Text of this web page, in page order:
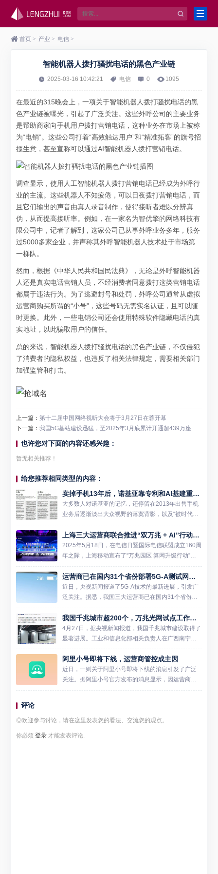
首页 > 产业 > 电信 >
智能机器人拨打骚扰电话的黑色产业链
2025-03-16 10:42:21 电信 0 1095
在最近的315晚会上，一项关于智能机器人拨打骚扰电话的黑
色产业链被曝光，引起了广泛关注。这些外呼公司的主要业务
是帮助商家向手机用户拨打营销电话，这种业务在市场上被称
为“电销”。这些公司打着“高效触达用户”和“精准拓客”的旗号招
揽生意，甚至宣称可以通过AI智能机器人拨打营销电话。
调查显示，使用人工智能机器人拨打营销电话已经成为外呼行
业的主流。这些机器人不知疲倦，可以日夜拨打营销电话，而
且它们输出的声音由真人录音制作，使得接听者难以分辨真
伪，从而提高接听率。例如，在一家名为智优擎的网络科技有
限公司中，记者了解到，这家公司已从事外呼业务多年，服务
过5000多家企业，并声称其外呼智能机器人技术处于市场第
一梯队。
然而，根据《中华人民共和国民法典》，无论是外呼智能机器
人还是真实电话营销人员，不经消费者同意拨打这类营销电话
都属于违法行为。为了逃避封号和处罚，外呼公司通常从虚拟
运营商购买所谓的“小号”，这些号码无需实名认证，且可以随
时更换。此外，一些电销公司还会使用特殊软件隐藏电话的真
实地址，以此骗取用户的信任。
总的来说，智能机器人拨打骚扰电话的黑色产业链，不仅侵犯
了消费者的隐私权益，也违反了相关法律规定，需要相关部门
加强监管和打击。
上一篇：第十二届中国网络视听大会将于3月27日在蓉开幕
下一篇：我国5G基站建设迅猛，至2025年3月底累计开通超439万座
也许您对下面的内容还感兴趣：
暂无相关推荐！
给您推荐相同类型的内容：
卖掉手机13年后，诺基亚靠专利和AI基建重回全球科技中心
大多数人对诺基亚的记忆，还停留在2013年出售手机
业务后逐渐淡出大众视野的落寞背影，以及“被时代淘
汰”的盖棺定论。但现实是，这家被误以为“消失”的企
业，已经在悄然间完成了一场堪称教科书级别的商业
重生。20...
上海三大运营商联合推进“双万兆 + AI”行动，加速算力网络升级
2025年5月18日，在电信日暨国际电信联盟成立160周
年之际，上海移动宣布了“万兆园区 算网升级行动”计
划。该计划旨在率先于上海开展“万兆光网”试点建设，
打造低至1毫秒时延的浦江算力光网。同时，上海移
动...
运营商已在国内31个省份部署5G-A测试网络，网速更快、不额外收费
近日，央视新闻报道了5G-A技术的最新进展，引发广
泛关注。据悉，我国三大运营商已在国内31个省份部
署了5G-A测试网络，为用户带来更快、更优质的通信
体验，并且不会额外收取费用。 相较于5G，5G-A在
容量...
我国千兆城市超200个，万兆光网试点工作积极推进
4月27日，据央视新闻报道，我国千兆城市建设取得了
显著进展。工业和信息化部相关负责人在广西南宁举
行的“光华杯”千兆光网应用创新大赛上透露，全国千兆
城市数量已超过200个，这一数字覆盖了近三分之二的
地级市。...
阿里小号即将下线，运营商管控成主因
近日，一则关于阿里小号即将下线的消息引发了广泛
关注。据阿里小号官方发布的消息显示，因运营商管
控要求，阿里小号将于 2025 年 4 月 29 日 24:00 结束
评论
◎欢迎参与讨论，请在这里发表您的看法、交流您的观点。
你必须登录 才能发表评论.